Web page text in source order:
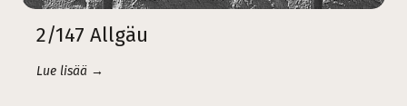
2/147 Allgäu
Lue lisää →